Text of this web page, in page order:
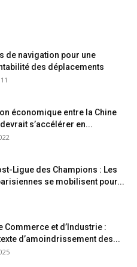
de navigation pour une
des déplacements
économique entre la Chine
s’accélérer en...
Ligue des Champions : Les
se mobilisent pour...
Commerce et d’Industrie :
d’amoindrissement des...